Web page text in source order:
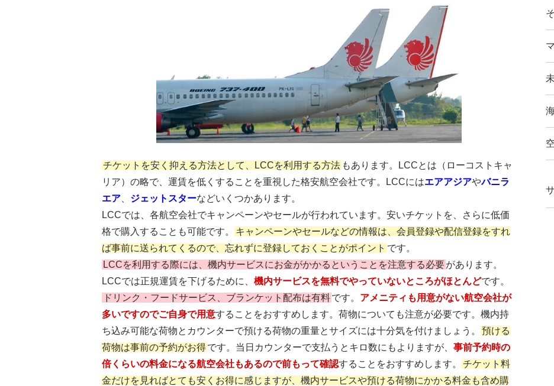
チケットを安く抑える方法として、LCCを利用する方法 もあります。LCCとは（ローコストキャ
リア）の略で、運賃を低くすることを重視した格安航空会社です。LCCにはエアアジアやバニラ
エア
ジェットスターなどいくつかあります。
LCCでは、各航空会社でキャンペーンやセールが行われています。安いチケットを、さらに低価
格で購入することも可能です。
キャンペーンやセールなどの情報は、会員登録や配信登録をすれ
ば事前に送られてくるので、忘れずに登録しておくことがポイント です。
LCCを利用する際には、機内サービスにお金がかかるということを注意する必要があります。
LCCでは正規運賃を下げるために、 機内サービスを無料でやっていないところがほとんどです。
ドリンク・フードサービス、ブランケット配布は有料です。 アメニティも用意がない航空会社が
多いですのでご自身で用意することをおすすめします。荷物についても注意が必要です。機内持
ち込み可能な荷物とカウンターで預ける荷物の重量とサイズには十分気を付けましょう。
預ける
荷物は事前の予約がお得です。当日カウンターで支払うとキロ数にもよりますが、 事前予約時の
倍くらいの料金になる航空会社もあるので前もって確認することをおすすめします。
チケット料
金だけを見ればとても安くお得に感じますが、機内サービスや預ける荷物にかかる料金も含め購